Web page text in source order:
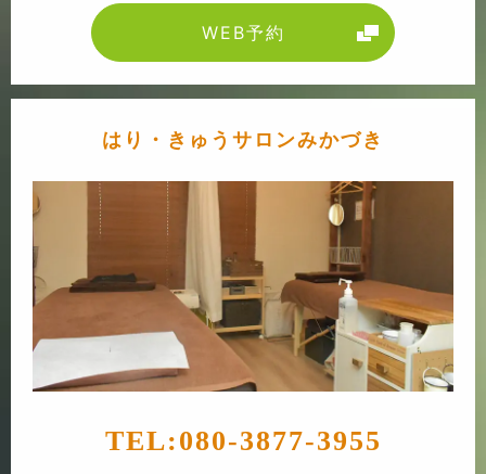
WEB予約
はり・きゅうサロンみかづき
TEL:080-3877-3955